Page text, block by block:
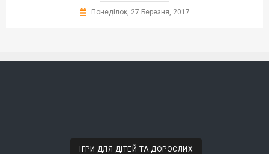
Понеділок, 27 Березня, 2017
ІГРИ ДЛЯ ДІТЕЙ ТА ДОРОСЛИХ